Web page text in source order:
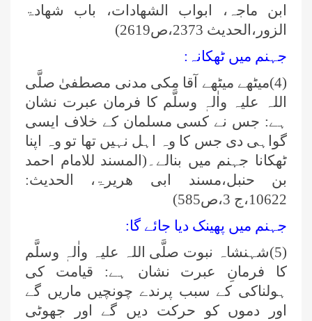
ابن ماجہ، ابواب الشھادات، باب شھادۃ
الزور،الحدیث 2373،ص2619)
جہنم میں ٹھکانہ:
(4)میٹھے میٹھے آقا مکی مدنی مصطفیٰ صلَّی
اللہ علیہ واٰلہٖ وسلَّم کا فرمان عبرت نشان
ہے: جس نے کسی مسلمان کے خلاف ایسی
گواہی دی جس کا وہ اہل نہیں تھا تو وہ اپنا
ٹھکانا جہنم میں بنالے۔(المسند للامام احمد
بن حنبل،مسند ابی ھریرۃ، الحدیث:
10622،ج 3،ص585)
جہنم میں پھینک دیا جائے گا:
(5)شہنشاہ نبوت صلَّی اللہ علیہ واٰلہٖ وسلَّم
کا فرمانِ عبرت نشان ہے: قیامت کی
ہولناکی کے سبب پرندے چونچیں ماریں گے
اور دموں کو حرکت دیں گے اور جھوٹی